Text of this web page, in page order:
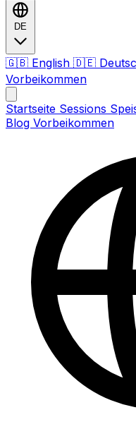
DE
🇬🇧 English 🇩🇪
Vorbeikommen
Startseite Sessions
Blog Vorbeikommen